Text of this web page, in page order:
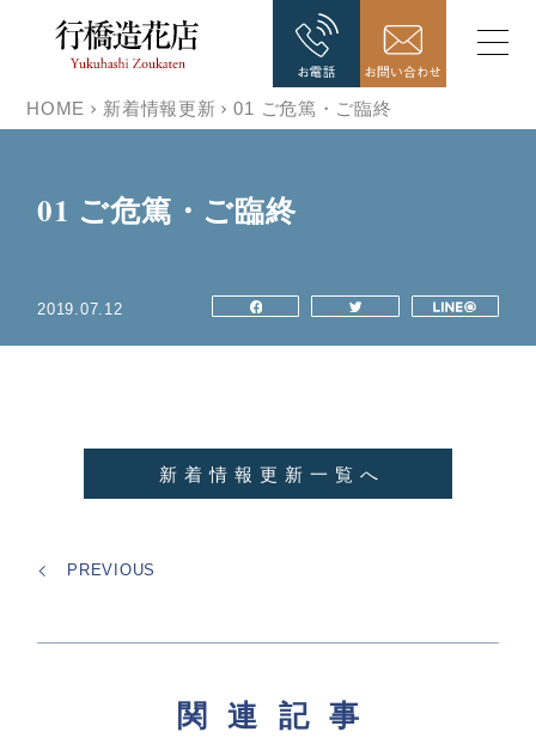
HOME 新着情報更新 01 ご危篤・ご臨終
01 ご危篤・ご臨終
2019.07.12
新着情報更新一覧へ
PREVIOUS
関連記事